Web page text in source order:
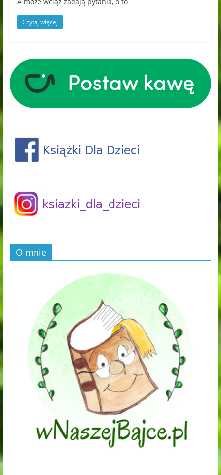
Czytaj więcej
O mnie